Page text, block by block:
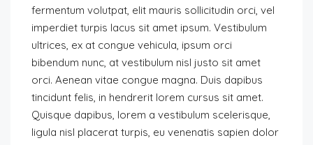
fermentum volutpat, elit mauris sollicitudin orci, vel
imperdiet turpis lacus sit amet ipsum. Vestibulum
ultrices, ex at congue vehicula, ipsum orci
bibendum nunc, at vestibulum nisl justo sit amet
orci. Aenean vitae congue magna. Duis dapibus
tincidunt felis, in hendrerit lorem cursus sit amet.
Quisque dapibus, lorem a vestibulum scelerisque,
ligula nisl placerat turpis, eu venenatis sapien dolor